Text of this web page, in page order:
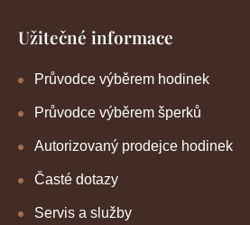
Užitečné informace
Průvodce výběrem hodinek
Průvodce výběrem šperků
Autorizovaný prodejce hodinek
Časté dotazy
Servis a služby